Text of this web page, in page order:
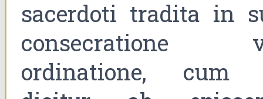
sacerdoti tradita in
consecratione
ordinatione, cum